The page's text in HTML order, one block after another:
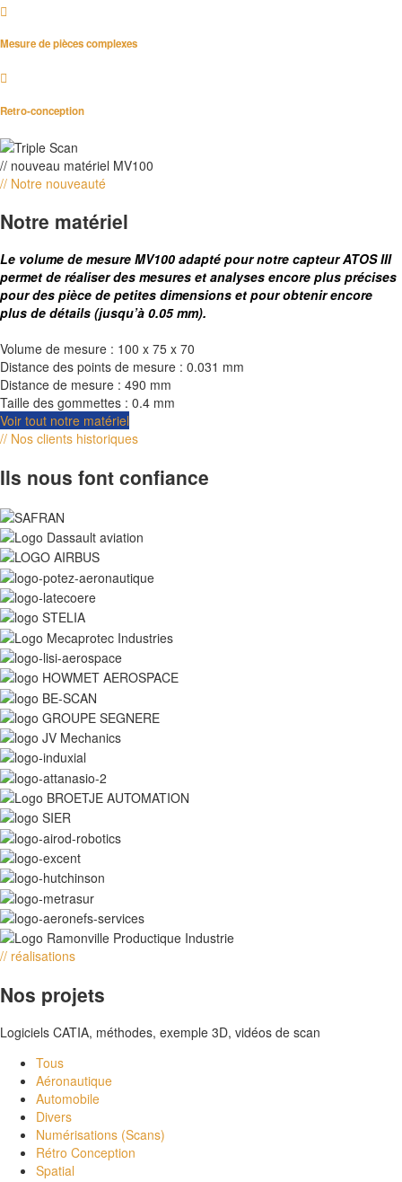
Mesure de pièces complexes
Retro-conception
// nouveau matériel MV100
// Notre nouveauté
Notre matériel
Le volume de mesure MV100 adapté pour notre capteur ATOS III
permet de réaliser des mesures et analyses encore plus précises
pour des pièce de petites dimensions et pour obtenir encore
plus de détails (jusqu’à 0.05 mm).
Volume de mesure : 100 x 75 x 70
Distance des points de mesure : 0.031 mm
Distance de mesure : 490 mm
Taille des gommettes : 0.4 mm
Voir tout notre matériel
// Nos clients historiques
Ils nous font confiance
// réalisations
Nos projets
Logiciels CATIA, méthodes, exemple 3D, vidéos de scan
Tous
Aéronautique
Automobile
Divers
Numérisations (Scans)
Rétro Conception
Spatial